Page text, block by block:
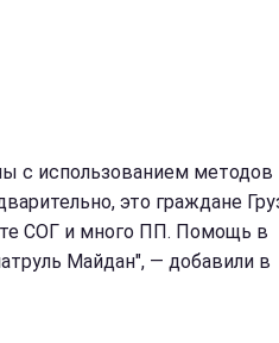
с использованием методов
это граждане
СОГ и много ПП. Помощь в
Майдан", — добавили в